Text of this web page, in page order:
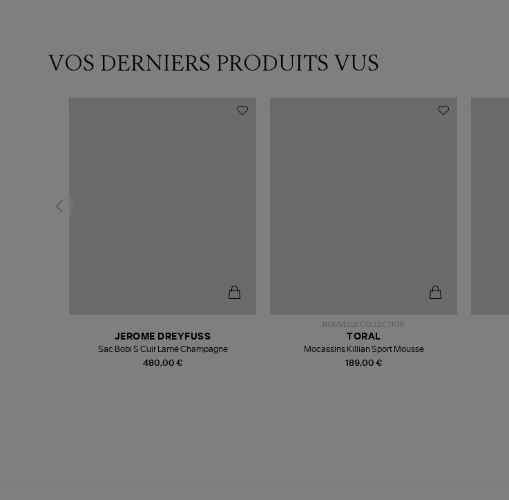
VOS DERNIERS PRODUITS VUS
480,00 €
JEROME DREYFUSS
Sac Bobi S Cuir Lamé Champagne
NOUVELLE COLLECTION
189,00 €
TORAL
Mocassins Killian Sport Mousse